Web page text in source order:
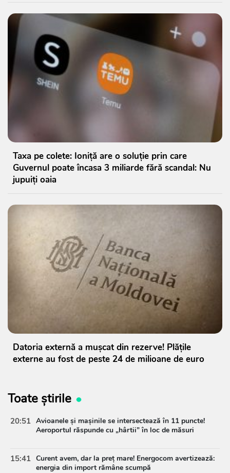
Taxa pe colete: Ioniță are o soluție prin care
Guvernul poate încasa 3 miliarde fără scandal: Nu
jupuiți oaia
Datoria externă a mușcat din rezerve! Plățile
externe au fost de peste 24 de milioane de euro
Toate știrile
20:51 Avioanele și mașinile se intersectează în 11 puncte!
Aeroportul răspunde cu „hârtii” în loc de măsuri
15:41 Curent avem, dar la preț mare! Energocom avertizează:
energia din import rămâne scumpă